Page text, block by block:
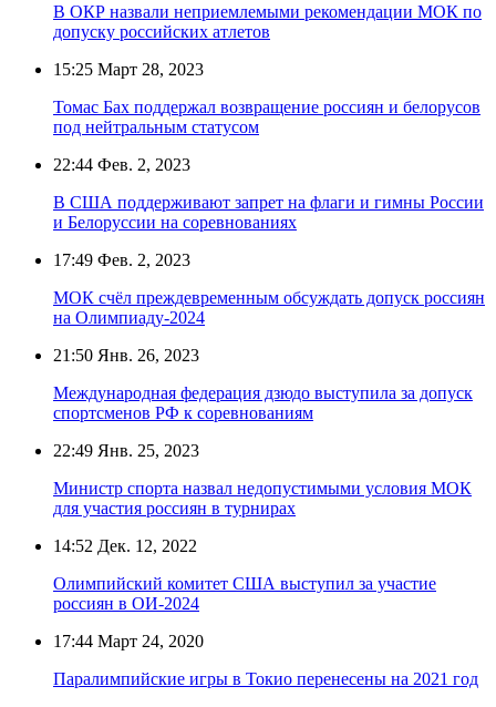
В ОКР назвали неприемлемыми рекомендации МОК по
допуску российских атлетов
15:25 Март 28, 2023
Томас Бах поддержал возвращение россиян и белорусов
под нейтральным статусом
22:44 Фев. 2, 2023
В США поддерживают запрет на флаги и гимны России
и Белоруссии на соревнованиях
17:49 Фев. 2, 2023
МОК счёл преждевременным обсуждать допуск россиян
на Олимпиаду-2024
21:50 Янв. 26, 2023
Международная федерация дзюдо выступила за допуск
спортсменов РФ к соревнованиям
22:49 Янв. 25, 2023
Министр спорта назвал недопустимыми условия МОК
для участия россиян в турнирах
14:52 Дек. 12, 2022
Олимпийский комитет США выступил за участие
россиян в ОИ-2024
17:44 Март 24, 2020
Паралимпийские игры в Токио перенесены на 2021 год